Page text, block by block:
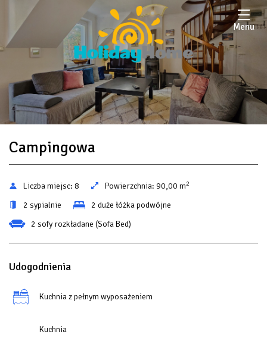
Menu
Campingowa
Liczba miejsc: 8 Powierzchnia: 90,00 m2
2 sypialnie
2 duże łóżka podwójne
2 sofy rozkładane (Sofa Bed)
Udogodnienia
Kuchnia z pełnym wyposażeniem
Kuchnia